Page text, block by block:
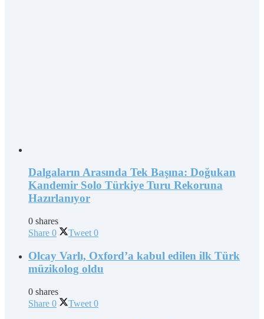
Dalgaların Arasında Tek Başına: Doğukan
Kandemir Solo Türkiye Turu Rekoruna
Hazırlanıyor
0 shares
Share 0 Tweet 0
Olcay Varlı, Oxford’a kabul edilen ilk Türk
müzikolog oldu
0 shares
Share 0 Tweet 0